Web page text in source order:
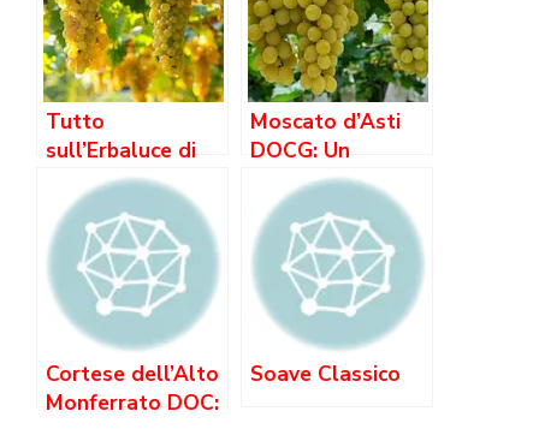
Tutto
sull’Erbaluce di
Caluso perfetto:
Guida Completa
Moscato d’Asti
DOCG: Un
Incredibile
Viaggio nel Cuore
Dolce del
Piemonte
Cortese dell’Alto
Monferrato DOC:
Soave Classico